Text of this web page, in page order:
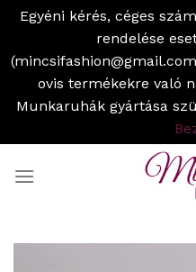
Egyéni kérés, céges
rendelése
ovis termékekre való
Munkaruhák gyártása